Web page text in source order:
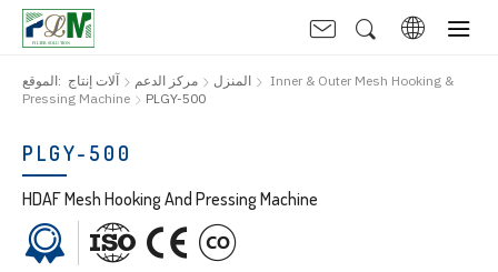
الموقع: المنزل مركز الدعم آلات إنتاج
Inner & Outer Mesh Hooking &
Pressing Machine
PLGY-500
PLGY-500
HDAF Mesh Hooking And Pressing Machine